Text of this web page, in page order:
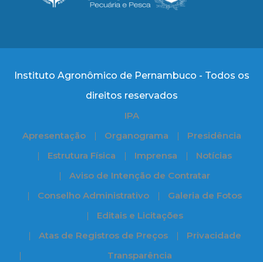
Instituto Agronômico de Pernambuco - Todos os
direitos reservados
IPA
Apresentação
Organograma
Presidência
Estrutura Física
Imprensa
Notícias
Aviso de Intenção de Contratar
Conselho Administrativo
Galeria de Fotos
Editais e Licitações
Atas de Registros de Preços
Privacidade
Transparência